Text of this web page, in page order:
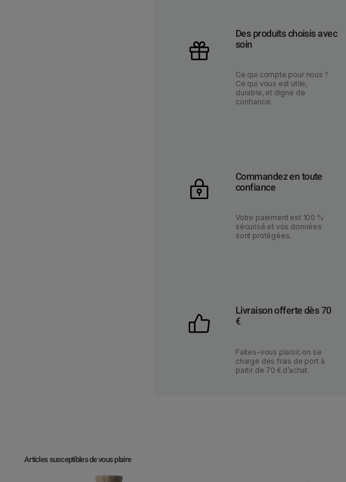
Des produits choisis avec
soin
Ce qui compte pour nous ?
Ce qui vous est utile,
durable, et digne de
confiance.
Commandez en toute
confiance
Votre paiement est 100 %
sécurisé et vos données
sont protégées.
Livraison offerte dès 70
€
Faites-vous plaisir, on se
charge des frais de port à
partir de 70 € d’achat.
Articles susceptibles de vous plaire